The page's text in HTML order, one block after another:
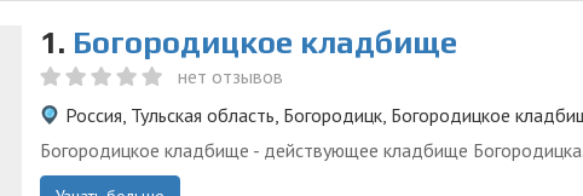
1. Богородицкое кладбище
нет отзывов
Россия, Тульская область, Богородицк, Богородицкое
Богородицкое кладбище - действующее кладбище Богородицка.